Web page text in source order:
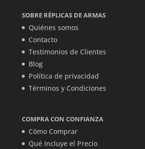
SOBRE RÉPLICAS DE ARMAS
Quiénes somos
Contacto
Testimonios de Clientes
Blog
Política de privacidad
Términos y Condiciones
COMPRA CON CONFIANZA
Cómo Comprar
Qué Incluye el Precio